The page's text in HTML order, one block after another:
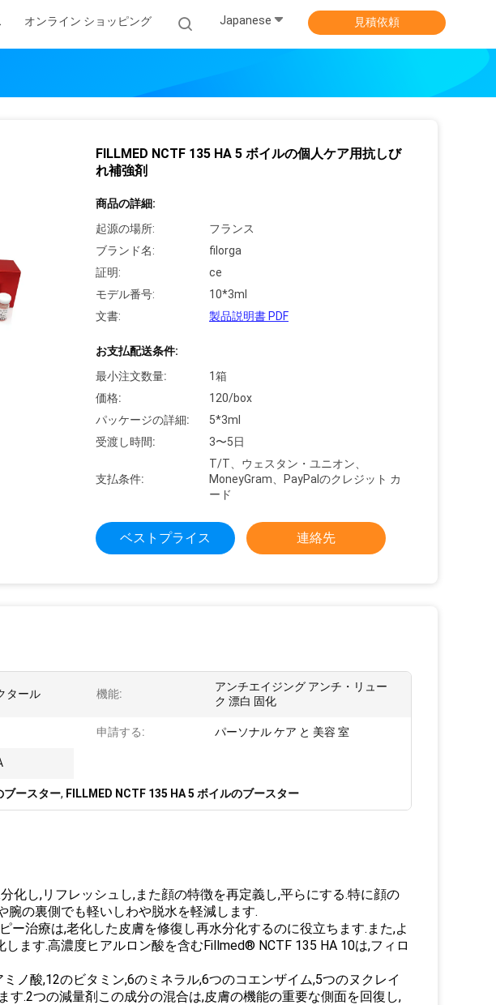
オンライン ショッピング Japanese 見積依頼
FILLMED NCTF 135 HA 5 ボイルの個人ケア用抗しび
れ補強剤
商品の詳細:
起源の場所:
フランス
ブランド名:
filorga
証明:
ce
モデル番号:
10*3ml
文書:
製品説明書 PDF
お支払配送条件:
最小注文数量:
1箱
価格:
120/box
パッケージの詳細:
5*3ml
受渡し時間:
3〜5日
支払条件:
T/T、ウェスタン・ユニオン、
MoneyGram、PayPalのクレジット カ
ード
ベストプライス 連絡先
タール 機能:
アンチエイジング アンチ・リュー
ク 漂白 固化
申請する: パーソナル ケア と 美容 室
ブースター, FILLMED NCTF 135 HA 5 ボイルのブースター
化し,リフレッシュし,また顔の特徴を再定義し,平らにする.特に顔の
腕の裏側でも軽いしわや脱水を軽減します.
ー治療は,老化した皮膚を修復し再水分化するのに役立ちます.また,よ
ます.高濃度ヒアルロン酸を含むFillmed® NCTF 135 HA 10は,フィロ
ノ酸,12のビタミン,6のミネラル,6つのコエンザイム,5つのヌクレイ
す.2つの減量剤この成分の混合は,皮膚の機能の重要な側面を回復し,